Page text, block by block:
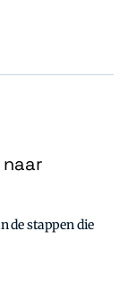
naar
de stappen die